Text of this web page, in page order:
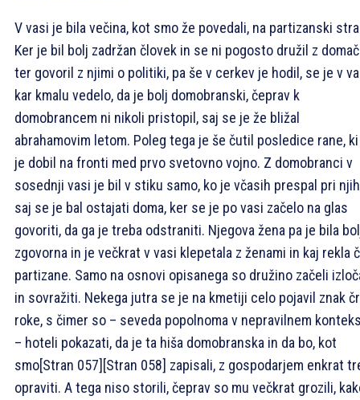
V vasi je bila večina, kot smo že povedali, na partizanski
Ker je bil bolj zadržan človek in se ni pogosto družil z
ter govoril z njimi o politiki, pa še v cerkev je hodil, se je v
kar kmalu vedelo, da je bolj domobranski, čeprav k
domobrancem ni nikoli pristopil, saj se je že bližal
abrahamovim letom. Poleg tega je še čutil posledice rane,
je dobil na fronti med prvo svetovno vojno. Z domobranci v
sosednji vasi je bil v stiku samo, ko je včasih prespal pri
saj se je bal ostajati doma, ker se je po vasi začelo na glas
govoriti, da ga je treba odstraniti. Njegova žena pa je bila
zgovorna in je večkrat v vasi klepetala z ženami in kaj rekla
partizane. Samo na osnovi opisanega so družino začeli
in sovražiti. Nekega jutra se je na kmetiji celo pojavil znak
roke, s čimer so – seveda popolnoma v nepravilnem
– hoteli pokazati, da je ta hiša domobranska in da bo, kot
smo[Stran 057] [Stran 058] zapisali, z gospodarjem enkrat
opraviti. A tega niso storili, čeprav so mu večkrat grozili,